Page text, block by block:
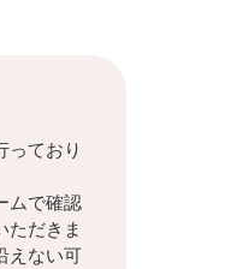
っており
ムで確認
ただきま
えない可